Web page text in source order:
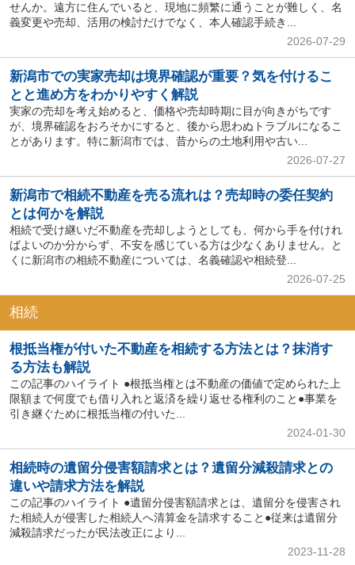
せんか。遠方に住んでいると、現地に頻繁に通うことが難しく、名
義変更や売却、活用の検討だけでなく、本人確認手続き...
2026-07-29
新潟市での実家売却は境界確認が重要？気を付けるこ
とと進め方をわかりやすく解説
実家の売却を考え始めると、価格や売却時期に目が向きがちです
が、境界確認をおろそかにすると、後から思わぬトラブルになるこ
とがあります。特に新潟市では、昔からの土地利用や古い...
2026-07-27
新潟市で相続不動産を売る流れは？売却時の委任契約
とは何かを解説
相続で受け継いだ不動産を売却しようとしても、何から手を付けれ
ばよいのか分からず、不安を感じている方は少なくありません。と
くに新潟市の相続不動産については、名義確認や相続登...
2026-07-25
相続
根抵当権が付いた不動産を相続する方法とは？抹消す
る方法も解説
この記事のハイライト ●根抵当権とは不動産の価値で定められた上
限額まで何度でも借り入れと返済を繰り返せる権利のこと●事業を
引き継ぐために根抵当権の付いた...
2024-01-30
相続時の遺留分侵害額請求とは？遺留分減殺請求との
違いや請求方法を解説
この記事のハイライト ●遺留分侵害額請求とは、遺留分を侵害され
た相続人が侵害した相続人へ清算金を請求すること●従来は遺留分
減殺請求だったが民法改正により...
2023-11-28